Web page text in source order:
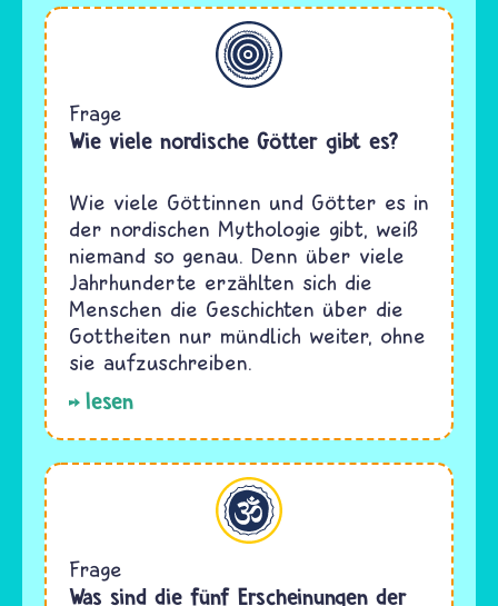
Allgemein
Frage
Wie viele nordische Götter gibt es?
Wie viele Göttinnen und Götter es in
der nordischen Mythologie gibt, weiß
niemand so genau. Denn über viele
Jahrhunderte erzählten sich die
Menschen die Geschichten über die
Gottheiten nur mündlich weiter, ohne
sie aufzuschreiben.
lesen
Hinduismus
Frage
Was sind die fünf Erscheinungen der